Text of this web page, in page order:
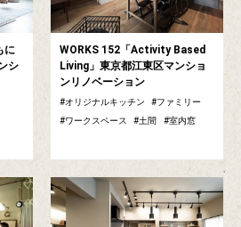
に
シ
WORKS 152「Activity Based
Living」東京都江東区マンショ
ンリノベーション
オリジナルキッチン
ファミリー
ワークスペース
土間 室内窓